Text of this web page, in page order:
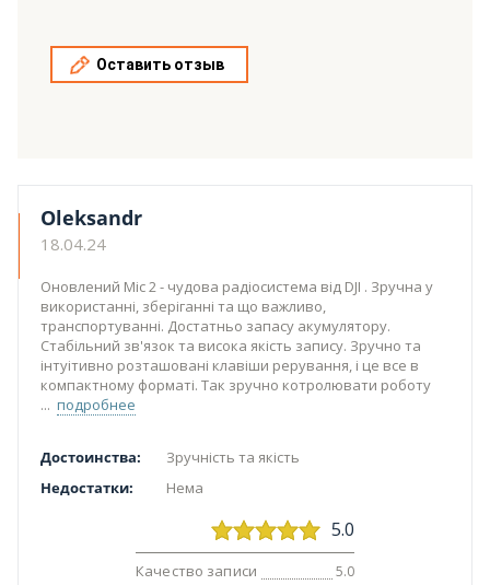
Оставить отзыв
Oleksandr
18.04.24
Оновлений Mic 2 - чудова радіосистема від DJI . Зручна у
використанні, зберіганні та що важливо,
транспортуванні. Достатньо запасу акумулятору.
Стабільний зв'язок та висока якість запису. Зручно та
інтуітивно розташовані клавіши рерування, і це все в
компактному форматі. Так зручно котролювати роботу
подробнее
Достоинства:
Зручність та якість
Недостатки:
Нема
5.0
Качество записи 5.0